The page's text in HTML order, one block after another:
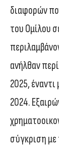
διαφορών
του Ομίλου
ανήλθαν
2025,
2024.
σύγκριση